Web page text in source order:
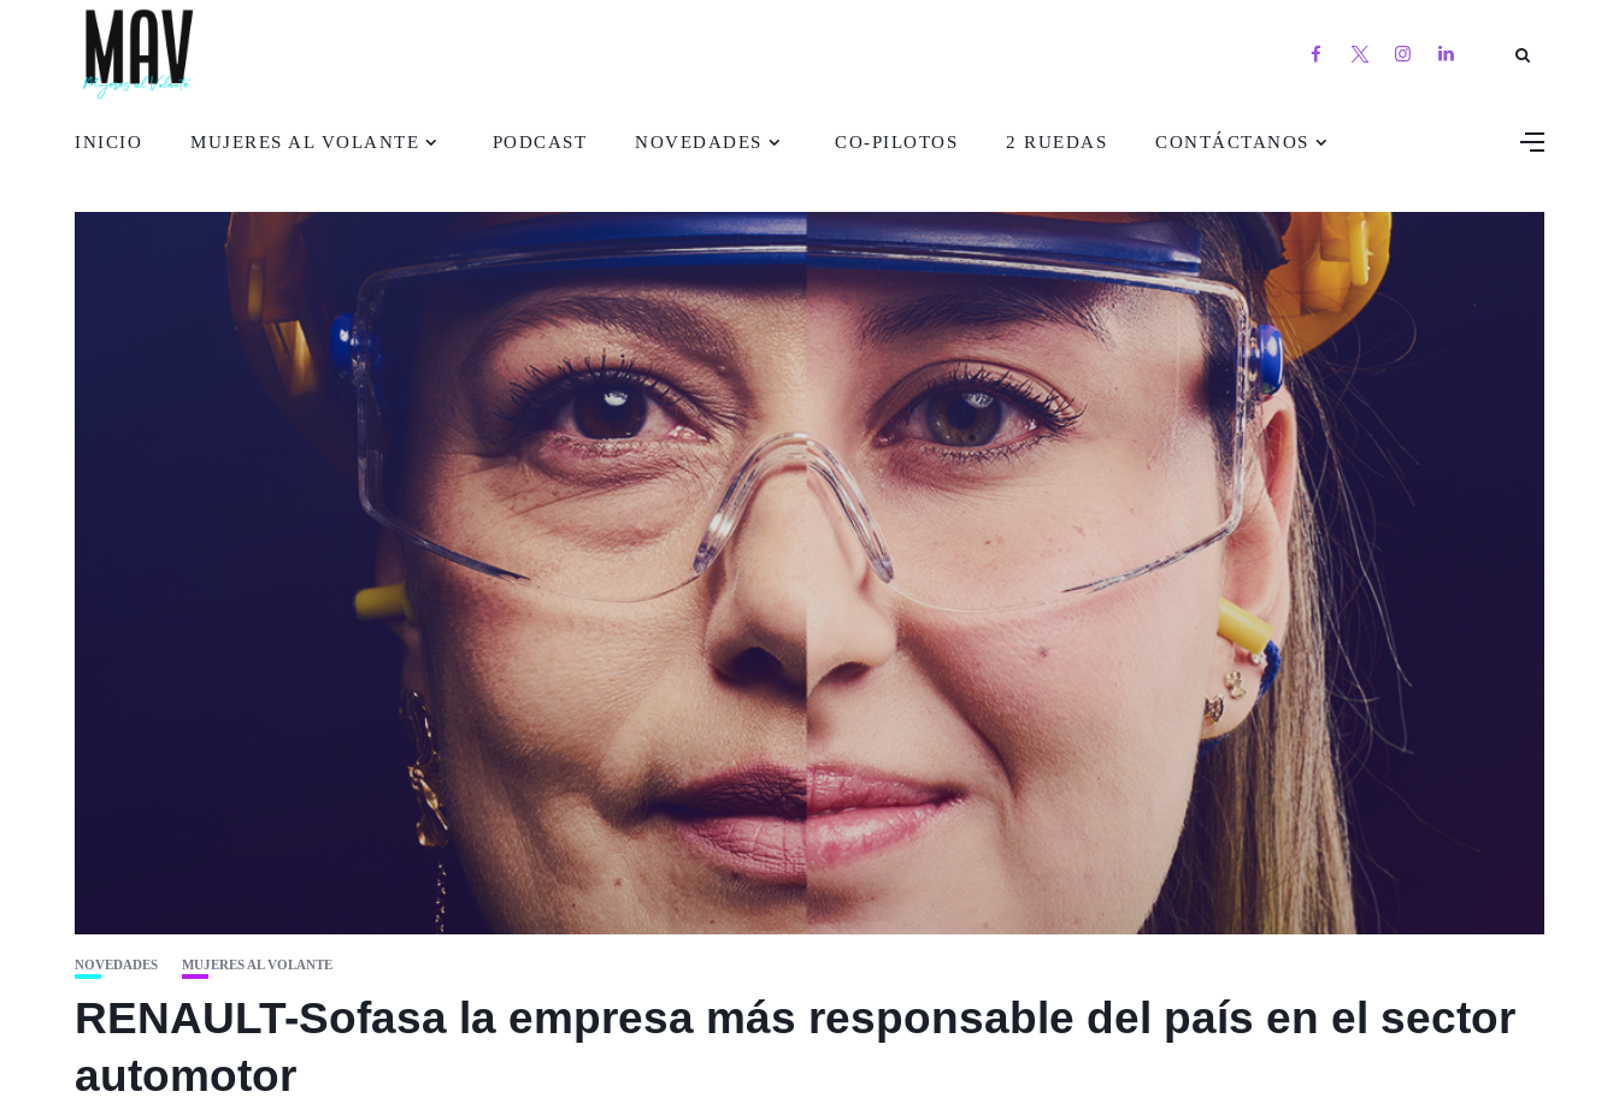
INICIO MUJERES AL VOLANTE PODCAST NOVEDADES CO-PILOTOS 2 RUEDAS CONTÁCTANOS
NOVEDADES MUJERES AL VOLANTE
RENAULT-Sofasa la empresa más responsable del país en el sector
automotor